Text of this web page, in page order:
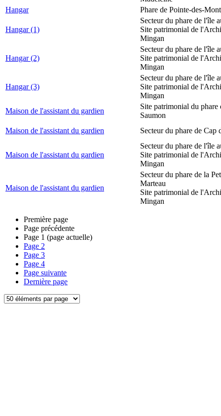
Hangar
Phare de Pointe-des-
Hangar (1)
Secteur du phare de l'île
Site patrimonial de
Mingan
Hangar (2)
Secteur du phare de l'île
Site patrimonial de
Mingan
Hangar (3)
Secteur du phare de l'île
Site patrimonial de
Mingan
Maison de l'assistant du gardien
Site patrimonial du phare
Saumon
Maison de l'assistant du gardien
Secteur du phare de Cap
Maison de l'assistant du gardien
Secteur du phare de l'île
Site patrimonial de
Mingan
Maison de l'assistant du gardien
Secteur du phare de la
Marteau
Site patrimonial de
Mingan
Première page
Page précédente
Page 1 (page actuelle)
Page 2
Page 3
Page 4
Page suivante
Dernière page